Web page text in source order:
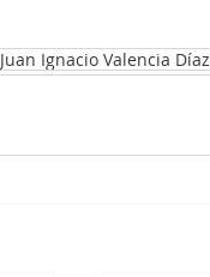
Juan Ignacio Valencia Díaz